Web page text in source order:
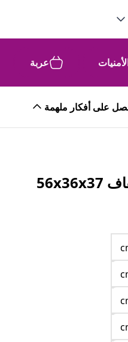
عربة
على أفكار ملهمة
vidaXL صندوق عرض شفاف 56x36x37